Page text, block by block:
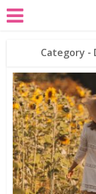
Category -